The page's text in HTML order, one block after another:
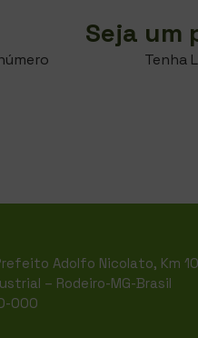
Seja um
Tenha
Adolfo Nicolato, Km 10
– Rodeiro-MG-Brasil
000